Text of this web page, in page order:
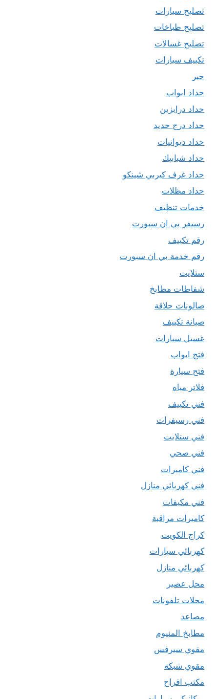
تصليح سيارات
تصليح طباخات
تصليح غسالات
تكييف سيارات
حبر
حداد ابواب
حداد درابزين
حداد درج حديد
حداد ديوانيات
حداد شبابيك
حداد غرف كيربي شينكو
حداد مظلات
خدمات تنظيف
رسيفر بي ان سبورت
رقم تكييف
رقم خدمة بي ان سبورت
ستلايت
شفاطات مطابخ
صالونات حلاقة
صيانة تكييف
غسيل سيارات
فتح ابواب
فتح سيارة
فلاتر مياه
فني تكييف
فني رسيفرات
فني ستلايت
فني صحي
فني كاميرات
فني كهربائي منازل
فني مكيفات
كاميرات مراقبة
كراج الكويت
كهربائي سيارات
كهربائي منازل
محل عصير
محلات تلفونات
مصاعد
مطابخ المنيوم
مقوي سيرفس
مقوي شبكة
مكتب افراح